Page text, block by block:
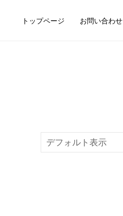
トップページ お問い合わせ